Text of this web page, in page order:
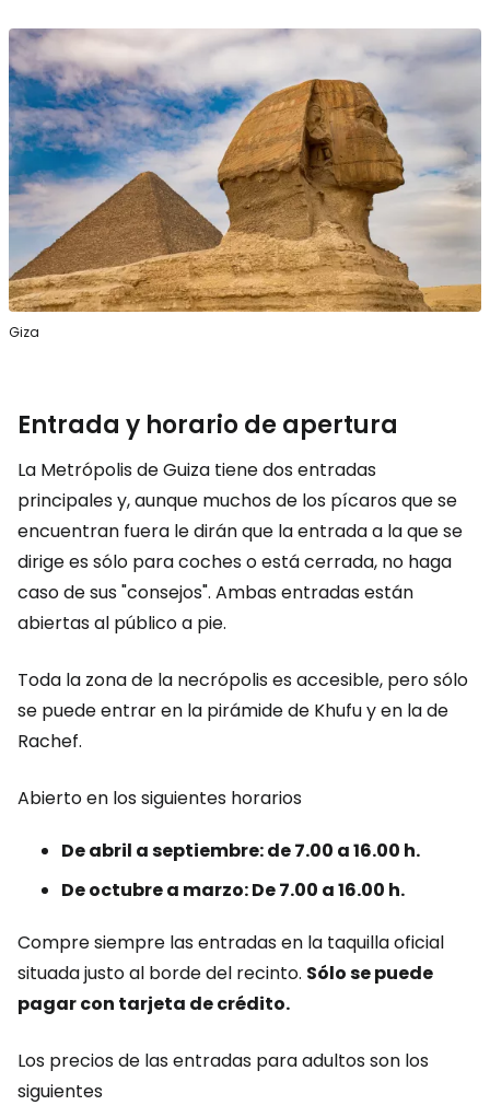
Giza
Entrada y horario de apertura
La Metrópolis de Guiza tiene dos entradas
principales y, aunque muchos de los pícaros que se
encuentran fuera le dirán que la entrada a la que se
dirige es sólo para coches o está cerrada, no haga
caso de sus "consejos". Ambas entradas están
abiertas al público a pie.
Toda la zona de la necrópolis es accesible, pero sólo
se puede entrar en la pirámide de Khufu y en la de
Rachef.
Abierto en los siguientes horarios
De abril a septiembre: de 7.00 a 16.00 h.
De octubre a marzo: De 7.00 a 16.00 h.
Compre siempre las entradas en la taquilla oficial
situada justo al borde del recinto. Sólo se puede
pagar con tarjeta de crédito.
Los precios de las entradas para adultos son los
siguientes